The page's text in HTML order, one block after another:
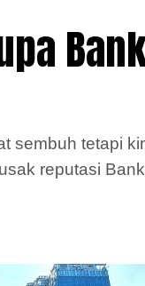
sembuh tetapi
reputasi